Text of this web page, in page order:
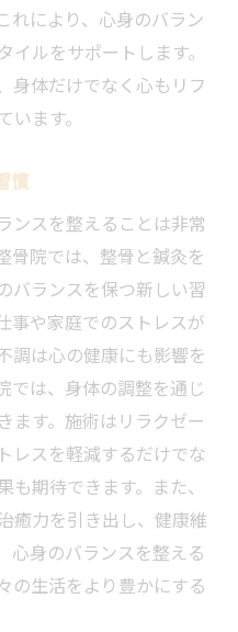
れにより、心身のバラン
ルをサポートします。
身体だけでなく心もリフ
ます。
慣
ンスを整えることは非常
骨院では、整骨と鍼灸を
バランスを保つ新しい習
事や家庭でのストレスが
調は心の健康にも影響を
では、身体の調整を通じ
ます。施術はリラクゼー
レスを軽減するだけでな
期待できます。また、
癒力を引き出し、健康維
心身のバランスを整える
の生活をより豊かにする